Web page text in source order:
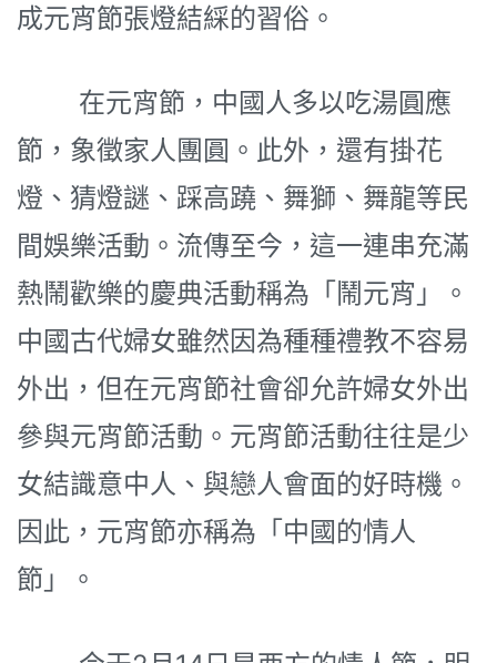
成元宵節張燈結綵的習俗。
在元宵節，中國人多以吃湯圓應
節，象徵家人團圓。此外，還有掛花
燈、猜燈謎、踩高蹺、舞獅、舞龍等民
間娛樂活動。流傳至今，這一連串充滿
熱鬧歡樂的慶典活動稱為「鬧元宵」。
中國古代婦女雖然因為種種禮教不容易
外出，但在元宵節社會卻允許婦女外出
參與元宵節活動。元宵節活動往往是少
女結識意中人、與戀人會面的好時機。
因此，元宵節亦稱為「中國的情人
節」。